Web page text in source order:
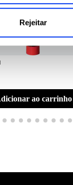
Rejeitar
adicionar ao carrinho